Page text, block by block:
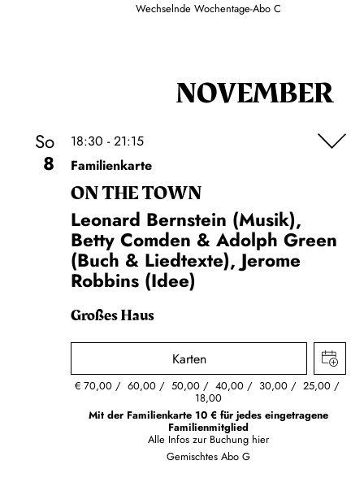
Wechselnde Wochentage-Abo C
NOVEMBER
So
8
18:30 - 21:15
Familienkarte
ON THE TOWN
Leonard Bernstein (Musik),
Betty Comden & Adolph Green
(Buch & Liedtexte), Jerome
Robbins (Idee)
Großes Haus
Karten
€ 70,00 60,00 50,00 40,00 30,00 25,00
18,00
Mit der Familienkarte 10 € für jedes eingetragene
Familienmitglied
Alle Infos zur Buchung hier
Gemischtes Abo G